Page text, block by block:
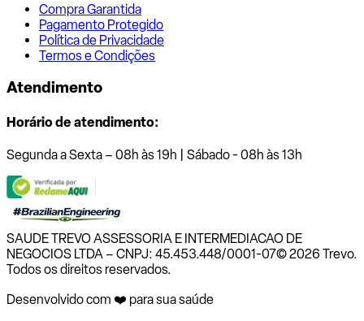
Compra Garantida
Pagamento Protegido
Política de Privacidade
Termos e Condições
Atendimento
Horário de atendimento:
Segunda a Sexta – 08h às 19h | Sábado - 08h às 13h
SAUDE TREVO ASSESSORIA E INTERMEDIACAO DE
NEGOCIOS LTDA – CNPJ: 45.453.448/0001-07© 2026 Trevo.
Todos os direitos reservados.
Desenvolvido com ❤️ para sua saúde